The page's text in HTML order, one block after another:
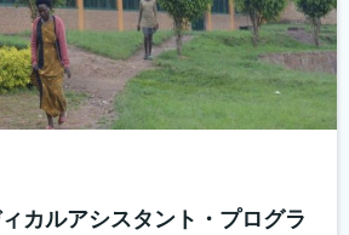
カルアシスタント・プログラ